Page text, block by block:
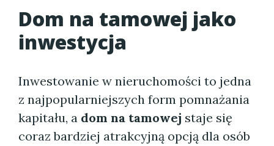
Dom na tamowej jako
inwestycja
Inwestowanie w nieruchomości to jedna
z najpopularniejszych form pomnażania
kapitału, a dom na tamowej staje się
coraz bardziej atrakcyjną opcją dla osób